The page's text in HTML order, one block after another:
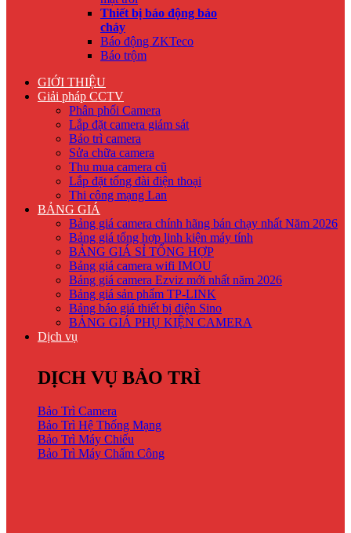
Thiết bị báo động báo
cháy
Báo động ZKTeco
Báo trộm
GIỚI THIỆU
Giải pháp CCTV
Phân phối Camera
Lắp đặt camera giám sát
Bảo trì camera
Sửa chữa camera
Thu mua camera cũ
Lắp đặt tổng đài điện thoại
Thi công mạng Lan
BẢNG GIÁ
Bảng giá camera chính hãng bán chạy nhất Năm 2026
Bảng giá tổng hợp linh kiện máy tính
BẢNG GIÁ SỈ TỔNG HỢP
Bảng giá camera wifi IMOU
Bảng giá camera Ezviz mới nhất năm 2026
Bảng giá sản phẩm TP-LINK
Bảng báo giá thiết bị điện Sino
BẢNG GIÁ PHỤ KIỆN CAMERA
Dịch vụ
DỊCH VỤ BẢO TRÌ
Bảo Trì Camera
Bảo Trì Hệ Thống Mạng
Bảo Trì Máy Chiếu
Bảo Trì Máy Chấm Công